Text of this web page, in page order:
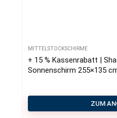
MITTELSTOCKSCHIRME
+ 15 % Kassenrabatt |
Sonnenschirm 255×135
ZUM